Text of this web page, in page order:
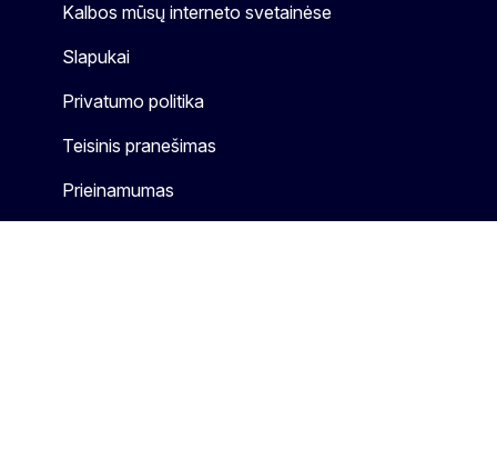
Kalbos mūsų interneto svetainėse
Slapukai
Privatumo politika
Teisinis pranešimas
Prieinamumas